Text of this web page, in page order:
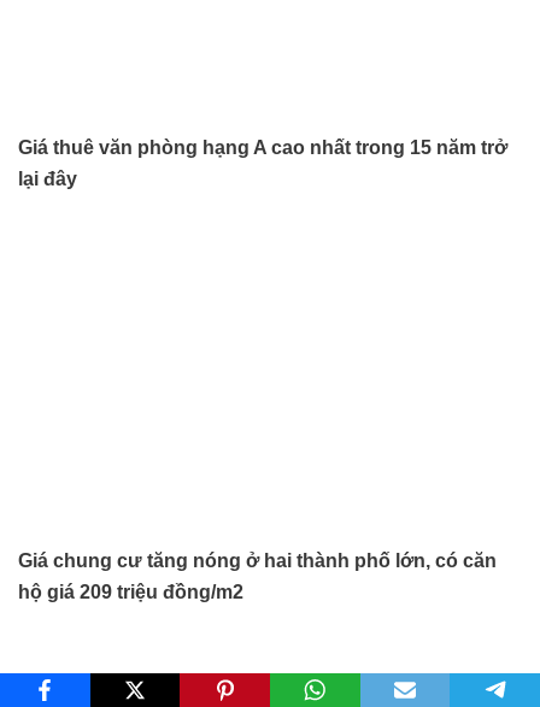
Giá thuê văn phòng hạng A cao nhất trong 15 năm trở
lại đây
Giá chung cư tăng nóng ở hai thành phố lớn, có căn
hộ giá 209 triệu đồng/m2